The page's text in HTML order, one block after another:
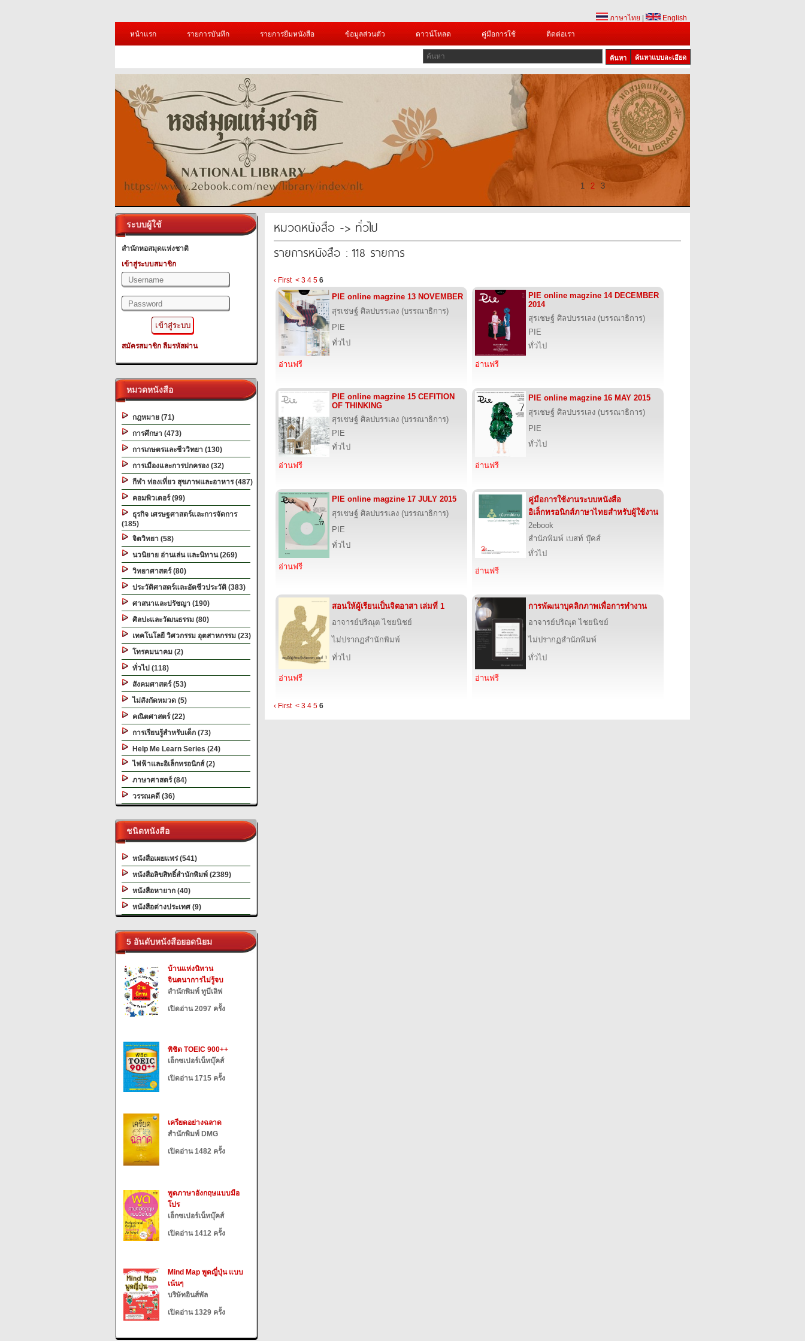
ภาษาไทย
English
หน้าแรก
รายการบันทึก รายการยืมหนังสือ ข้อมูลส่วนตัว ดาวน์โหลด คู่มือการใช้ ติดต่อเรา
ค้นหาแบบละเอียด
1 2 3
ระบบผู้ใช้
สำนักหอสมุดแห่งชาติ
เข้าสู่ระบบสมาชิก
สมัครสมาชิก ลืมรหัสผ่าน
หมวดหนังสือ
กฎหมาย (71)
การศึกษา (473)
การเกษตรและชีววิทยา (130)
การเมืองและการปกครอง (32)
กีฬา ท่องเที่ยว สุขภาพและอาหาร (487)
คอมพิวเตอร์ (99)
ธุรกิจ เศรษฐศาสตร์และการจัดการ
(185)
จิตวิทยา (58)
นวนิยาย อ่านเล่น และนิทาน (269)
วิทยาศาสตร์ (80)
ประวัติศาสตร์และอัตชีวประวัติ (383)
ศาสนาและปรัชญา (190)
ศิลปะและวัฒนธรรม (80)
เทคโนโลยี วิศวกรรม อุตสาหกรรม (23)
โทรคมนาคม (2)
ทั่วไป (118)
สังคมศาสตร์ (53)
ไม่สังกัดหมวด (5)
คณิตศาสตร์ (22)
การเรียนรู้สำหรับเด็ก (73)
Help Me Learn Series (24)
ไฟฟ้าและอิเล็กทรอนิกส์ (2)
ภาษาศาสตร์ (84)
วรรณคดี (36)
ชนิดหนังสือ
หนังสือเผยแพร่ (541)
หนังสือลิขสิทธิ์สำนักพิมพ์ (2389)
หนังสือหายาก (40)
หนังสือต่างประเทศ (9)
5 อันดับหนังสือยอดนิยม
บ้านแห่งนิทาน
จินตนาการไม่รู้จบ
สำนักพิมพ์ ทูบีเลิฟ
เปิดอ่าน 2097 ครั้ง
พิชิต TOEIC 900++
เอ็กซเปอร์เน็ทบุ๊คส์
เปิดอ่าน 1715 ครั้ง
เครียดอย่างฉลาด
สำนักพิมพ์ DMG
เปิดอ่าน 1482 ครั้ง
พูดภาษาอังกฤษแบบมือ
โปร
เอ็กซเปอร์เน็ทบุ๊คส์
เปิดอ่าน 1412 ครั้ง
Mind Map พูดญี่ปุ่น แบบ
เน้นๆ
บริษัทอินส์พัล
เปิดอ่าน 1329 ครั้ง
หมวดหนังสือ -> ทั่วไป
รายการหนังสือ : 118 รายการ
‹ First < 3 4 5 6
PIE online magzine 13 NOVEMBER
สุรเชษฐ์ ศิลปบรรเลง (บรรณาธิการ)
PIE
ทั่วไป
อ่านฟรี
PIE online magzine 14 DECEMBER
2014
สุรเชษฐ์ ศิลปบรรเลง (บรรณาธิการ)
PIE
ทั่วไป
อ่านฟรี
PIE online magzine 15 CEFITION
OF THINKING
สุรเชษฐ์ ศิลปบรรเลง (บรรณาธิการ)
PIE
ทั่วไป
อ่านฟรี
PIE online magzine 16 MAY 2015
สุรเชษฐ์ ศิลปบรรเลง (บรรณาธิการ)
PIE
ทั่วไป
อ่านฟรี
PIE online magzine 17 JULY 2015
สุรเชษฐ์ ศิลปบรรเลง (บรรณาธิการ)
PIE
ทั่วไป
อ่านฟรี
คู่มือการใช้งานระบบหนังสือ
อิเล็กทรอนิกส์ภาษาไทยสำหรับผู้ใช้งาน
2ebook
สำนักพิมพ์ เบสท์ บุ๊คส์
ทั่วไป
อ่านฟรี
สอนให้ผู้เรียนเป็นจิตอาสา เล่มที่ 1
อาจารย์ปริณุต ไชยนิชย์
ไม่ปรากฏสำนักพิมพ์
ทั่วไป
อ่านฟรี
การพัฒนาบุคลิกภาพเพื่อการทำงาน
อาจารย์ปริณุต ไชยนิชย์
ไม่ปรากฏสำนักพิมพ์
ทั่วไป
อ่านฟรี
‹ First < 3 4 5 6